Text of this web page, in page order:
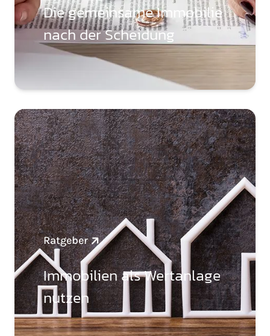
Die gemeinsame Immobilie
nach der Scheidung
Ratgeber
Immobilien als Wertanlage
nutzen